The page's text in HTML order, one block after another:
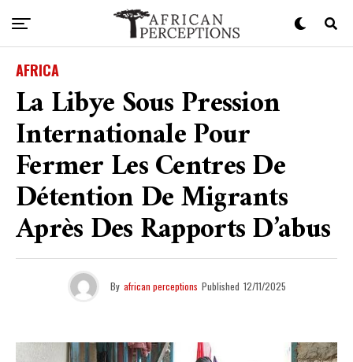
AFRICA
La Libye Sous Pression
Internationale Pour
Fermer Les Centres De
Détention De Migrants
Après Des Rapports D’abus
By african perceptions Published 12/11/2025